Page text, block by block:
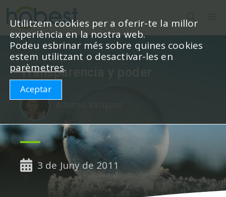
Vés
al
contingut
Transparencia y poder
3 de Juny de 2011
Utilitzem cookies per a oferir-te la millor
experiència en la nostra web.
Podeu esbrinar més sobre quines cookies
estem utilitzant o desactivar-les en
parèmetres.
Aceptar